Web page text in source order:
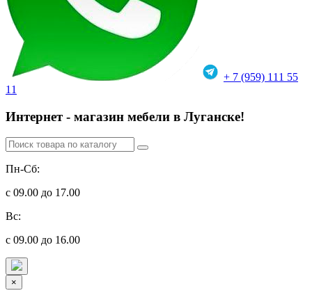
+ 7 (959) 111 55
11
Интернет - магазин мебели в Луганске!
Пн-Сб:
с 09.00 до 17.00
Вс:
с 09.00 до 16.00
×